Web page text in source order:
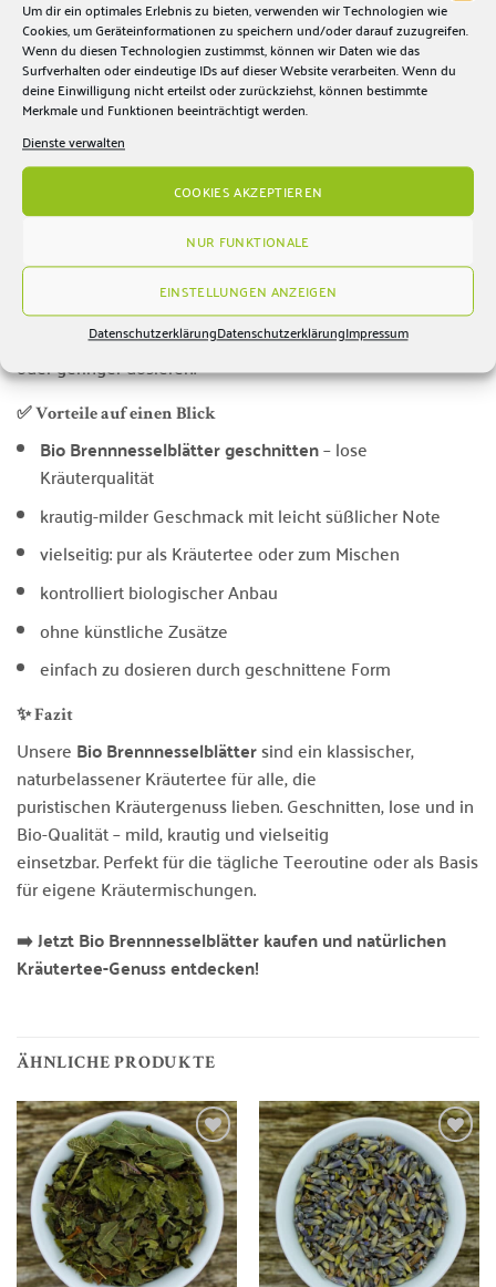
Um dir ein optimales Erlebnis zu bieten, verwenden wir Technologien wie
Cookies, um Geräteinformationen zu speichern und/oder darauf zuzugreifen.
Wenn du diesen Technologien zustimmst, können wir Daten wie das
Surfverhalten oder eindeutige IDs auf dieser Website verarbeiten. Wenn du
deine Einwilligung nicht erteilst oder zurückziehst, können bestimmte
Merkmale und Funktionen beeinträchtigt werden.
Dienste verwalten
COOKIES AKZEPTIEREN
NUR FUNKTIONALE
EINSTELLUNGEN ANZEIGEN
DatenschutzerklärungDatenschutzerklärungImpressum
erhalten ein naturbelassenes Produkt in Bio-Qualität –
ohne künstliche Zusätzeund ohne unnötige Zutaten. Ideal
für alle, die bei Kräutertees auf Klarheit und
Reinheit setzen.
☕ Zubereitungsempfehlung
1–2 Teelöffel pro Tasse (250 ml)
Wassertemperatur:100 °C
Ziehzeit:5–10 Minuten
Tipp: Für einen kräftigeren Kräutercharakter etwas länger
ziehen lassen. Für eine mildere Tasse kürzer ziehen
oder geringer dosieren.
✅ Vorteile auf einen Blick
Bio Brennnesselblätter geschnitten– lose
Kräuterqualität
krautig-milder Geschmack mit leicht süßlicher Note
vielseitig: pur als Kräutertee oder zum Mischen
kontrolliert biologischer Anbau
ohne künstliche Zusätze
einfach zu dosieren durch geschnittene Form
✨ Fazit
Unsere Bio Brennnesselblättersind ein klassischer,
naturbelassener Kräutertee für alle, die
puristischen Kräutergenuss lieben. Geschnitten, lose und in
Bio-Qualität – mild, krautig und vielseitig
einsetzbar. Perfekt für die tägliche Teeroutine oder als Basis
für eigene Kräutermischungen.
➡️ Jetzt Bio Brennnesselblätter kaufen und natürlichen
Kräutertee-Genuss entdecken!
ÄHNLICHE PRODUKTE
Zur
Wunschliste
hinzufügen
Zur
Wunschliste
hinzufügen